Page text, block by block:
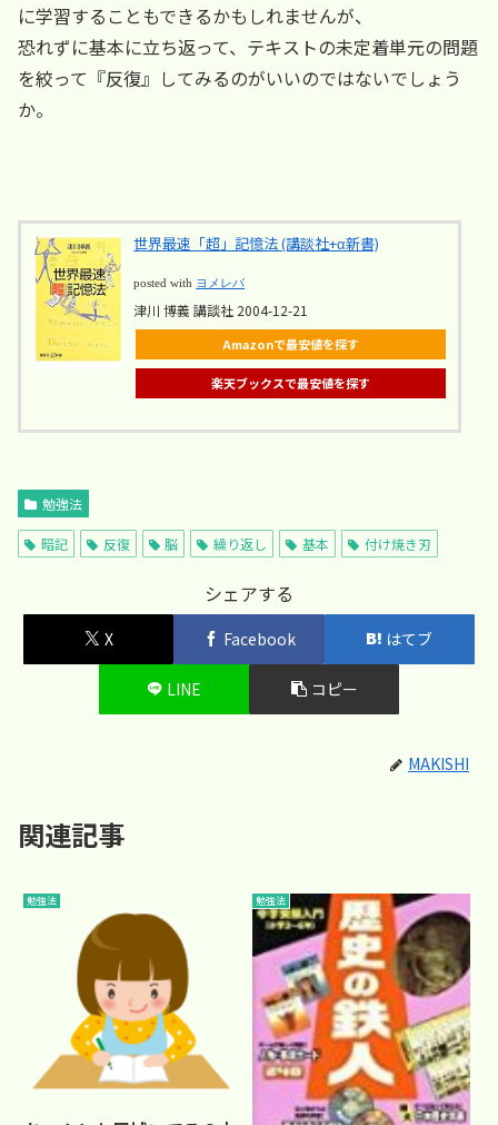
に学習することもできるかもしれませんが、
恐れずに基本に立ち返って、テキストの未定着単元の問題
を絞って『反復』してみるのがいいのではないでしょう
か。
世界最速「超」記憶法 (講談社+α新書)
posted with ヨメレバ
津川 博義 講談社 2004-12-21
Amazonで最安値を探す
楽天ブックスで最安値を探す
勉強法
暗記 反復 脳 繰り返し 基本 付け焼き刃
シェアする
X Facebook はてブ
LINE コピー
MAKISHI
関連記事
勉強法 勉強法